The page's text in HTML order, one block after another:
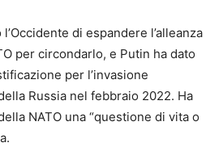
di espandere l’alleanza
per circondarlo, e Putin ha dato
per l’invasione
Russia nel febbraio 2022. Ha
NATO una “questione di vita o